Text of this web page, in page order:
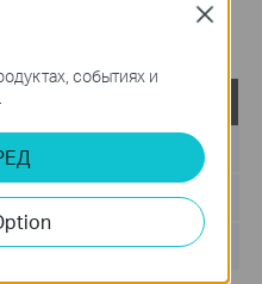
событиях и
Close